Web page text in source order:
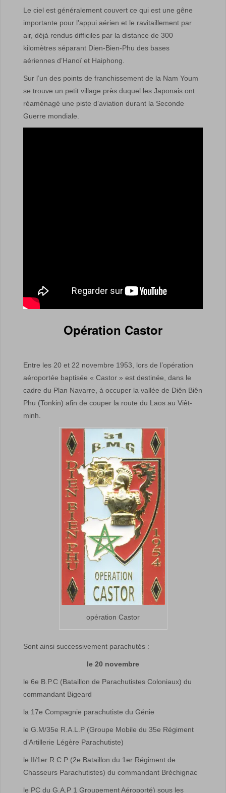
Le ciel est généralement couvert ce qui est une gêne
importante pour l’appui aérien et le ravitaillement par
air, déjà rendus difficiles par la distance de 300
kilomètres séparant Dien-Bien-Phu des bases
aériennes d’Hanoï et Haiphong.
Sur l’un des points de franchissement de la Nam Youm
se trouve un petit village près duquel les Japonais ont
réaménagé une piste d’aviation durant la Seconde
Guerre mondiale.
Opération Castor
Entre les 20 et 22 novembre 1953, lors de l’opération
aéroportée baptisée « Castor » est destinée, dans le
cadre du Plan Navarre, à occuper la vallée de Diên Biên
Phu (Tonkin) afin de couper la route du Laos au Viêt-
minh.
opération Castor
Sont ainsi successivement parachutés :
le 20 novembre
le 6e B.P.C (Bataillon de Parachutistes Coloniaux) du
commandant Bigeard
la 17e Compagnie parachutiste du Génie
le G.M/35e R.A.L.P (Groupe Mobile du 35e Régiment
d’Artillerie Légère Parachutiste)
le II/1er R.C.P (2e Bataillon du 1er Régiment de
Chasseurs Parachutistes) du commandant Bréchignac
le PC du G.A.P 1 Groupement Aéroporté) sous les